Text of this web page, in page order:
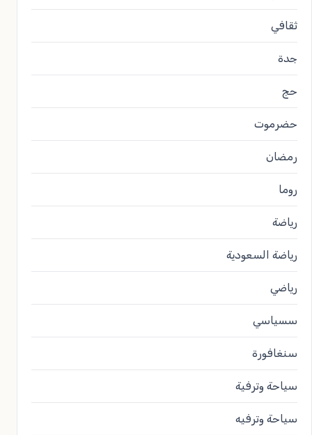
ثقافي
جدة
حج
حضرموت
رمضان
روما
رياضة
رياضة السعودية
رياضي
سسياسي
سنغافورة
سياحة وترفية
سياحة وترفيه